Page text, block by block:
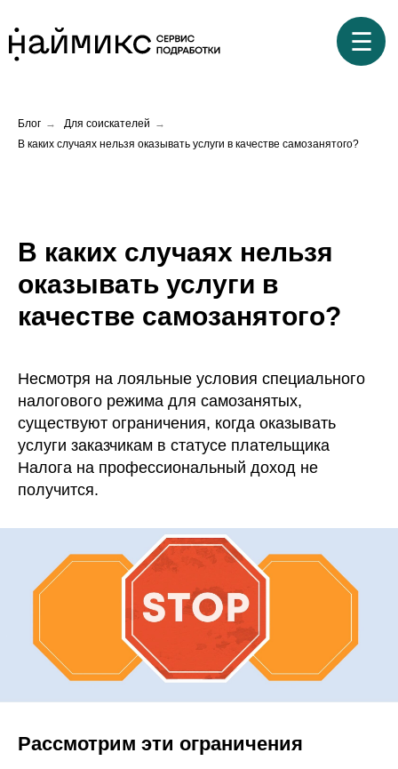
☰
Блог → Для соискателей →
В каких случаях нельзя оказывать услуги в качестве самозанятого?
В каких случаях нельзя
оказывать услуги в
качестве самозанятого?
Несмотря на лояльные условия специального
налогового режима для самозанятых,
существуют ограничения, когда оказывать
услуги заказчикам в статусе плательщика
Налога на профессиональный доход не
получится.
Рассмотрим эти ограничения